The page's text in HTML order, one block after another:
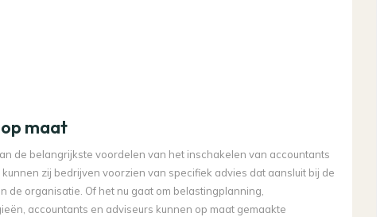
maat
de belangrijkste voordelen van het inschakelen van accountants
zij bedrijven voorzien van specifiek advies dat aansluit bij de
de organisatie. Of het nu gaat om belastingplanning,
accountants en adviseurs kunnen op maat gemaakte